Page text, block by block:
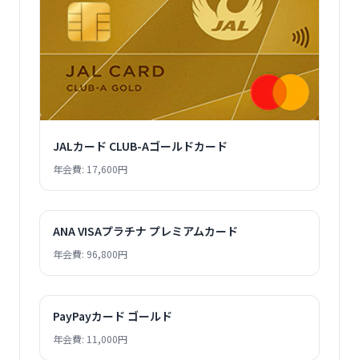
JALカード CLUB-Aゴールドカード
年会費: 17,600円
ANA VISAプラチナ プレミアムカード
年会費: 96,800円
PayPayカード ゴールド
年会費: 11,000円